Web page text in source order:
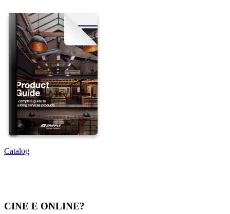
Catalog
CINE E ONLINE?